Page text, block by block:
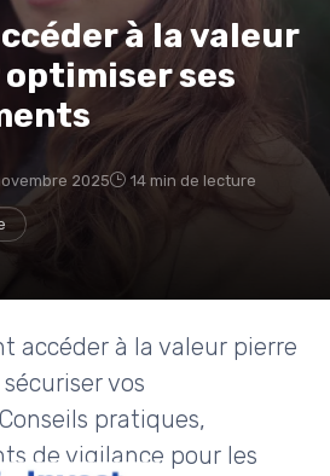
à la valeur
ses
2025 14 min de lecture
accéder à la valeur pierre
vos
pratiques,
de vigilance pour les